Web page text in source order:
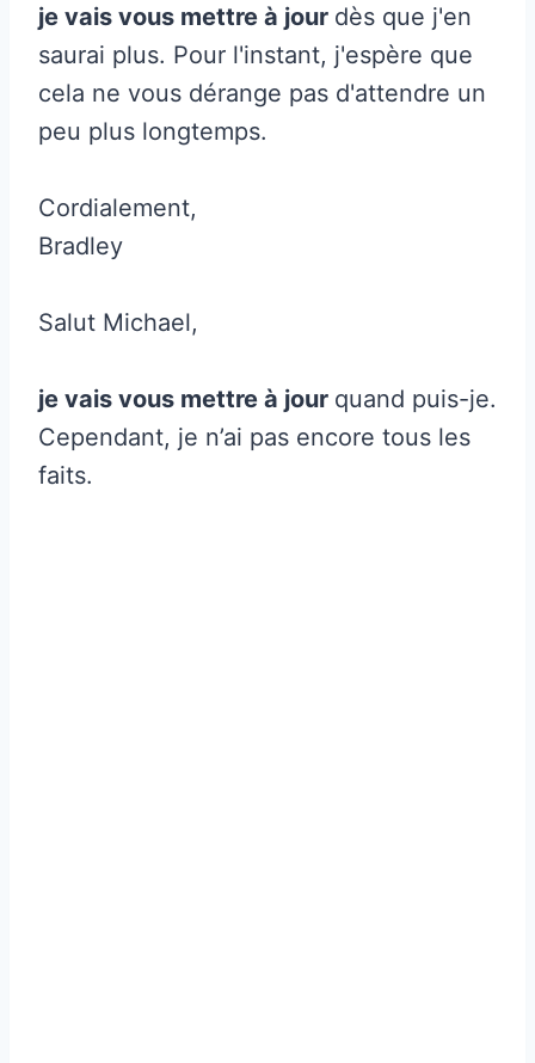
je vais vous mettre à jour dès que j'en
saurai plus. Pour l'instant, j'espère que
cela ne vous dérange pas d'attendre un
peu plus longtemps.
Cordialement,
Bradley
Salut Michael,
je vais vous mettre à jour quand puis-je.
Cependant, je n’ai pas encore tous les
faits.